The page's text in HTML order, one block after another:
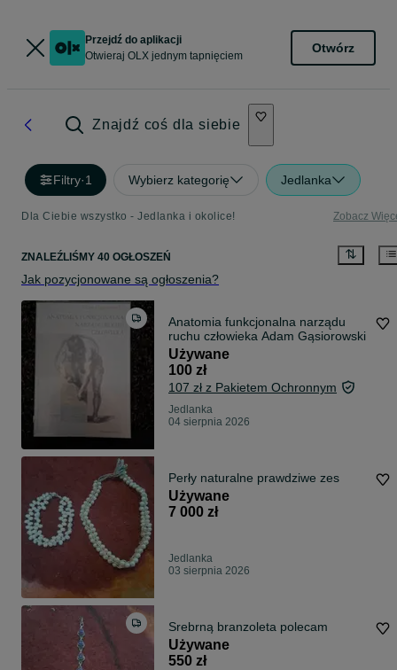
Przejdź do aplikacji
Otwieraj OLX jednym tapnięciem
Otwórz
Znajdź coś dla siebie
Filtry·1 Wybierz kategorię Jedlanka
Dla Ciebie wszystko - Jedlanka i okolice! Zobacz
ZNALEŹLIŚMY 40 OGŁOSZEŃ
Jak pozycjonowane są ogłoszenia?
Anatomia funkcjonalna narządu
ruchu człowieka Adam Gąsiorowski
Używane
100 zł
107 zł z Pakietem Ochronnym
Jedlanka
04 sierpnia 2026
Perły naturalne prawdziwe zes
Używane
7 000 zł
Jedlanka
03 sierpnia 2026
Srebrną branzoleta polecam
Używane
550 zł